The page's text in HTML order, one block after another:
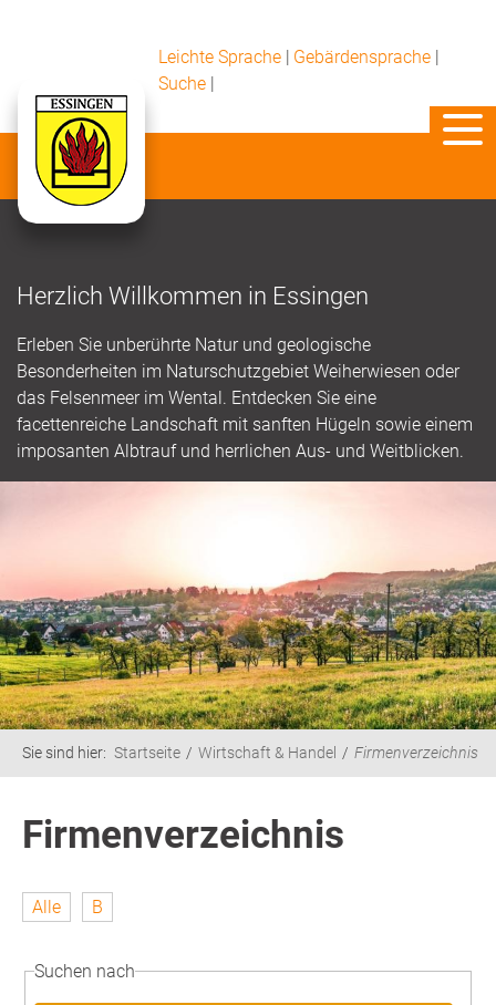
Leichte Sprache | Gebärdensprache |
Suche |
Herzlich Willkommen in Essingen
Erleben Sie unberührte Natur und geologische
Besonderheiten im Naturschutzgebiet Weiherwiesen oder
das Felsenmeer im Wental. Entdecken Sie eine
facettenreiche Landschaft mit sanften Hügeln sowie einem
imposanten Albtrauf und herrlichen Aus- und Weitblicken.
Sie sind hier: Startseite Wirtschaft & Handel Firmenverzeichnis
Firmenverzeichnis
Alle B
Suchen nach